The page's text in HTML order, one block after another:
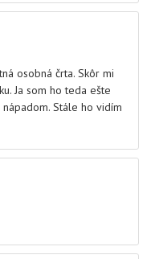
osobná črta. Skôr mi
Ja som ho teda ešte
Stále ho vidím